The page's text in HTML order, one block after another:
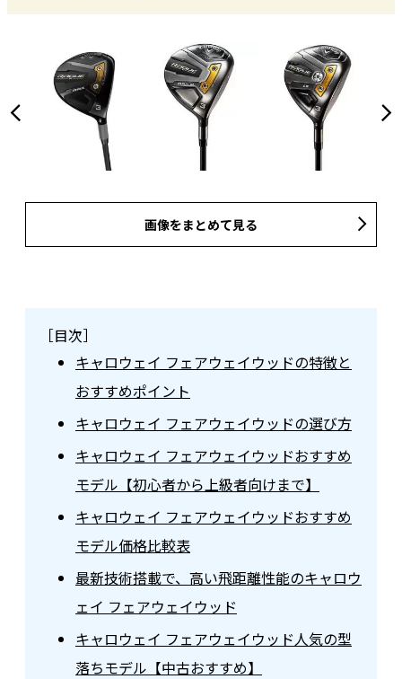
画像をまとめて見る
［目次］
キャロウェイ フェアウェイウッドの特徴と
おすすめポイント
キャロウェイ フェアウェイウッドの選び方
キャロウェイ フェアウェイウッドおすすめ
モデル【初心者から上級者向けまで】
キャロウェイ フェアウェイウッドおすすめ
モデル価格比較表
最新技術搭載で、高い飛距離性能のキャロウ
ェイ フェアウェイウッド
キャロウェイ フェアウェイウッド人気の型
落ちモデル【中古おすすめ】